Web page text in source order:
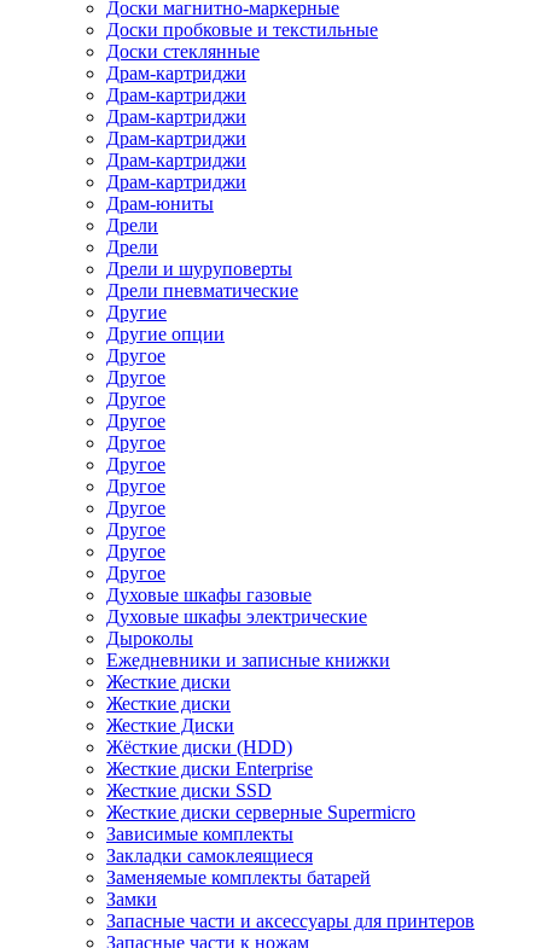
Доски магнитно-маркерные
Доски пробковые и текстильные
Доски стеклянные
Драм-картриджи
Драм-картриджи
Драм-картриджи
Драм-картриджи
Драм-картриджи
Драм-картриджи
Драм-юниты
Дрели
Дрели
Дрели и шуруповерты
Дрели пневматические
Другие
Другие опции
Другое
Другое
Другое
Другое
Другое
Другое
Другое
Другое
Другое
Другое
Другое
Духовые шкафы газовые
Духовые шкафы электрические
Дыроколы
Ежедневники и записные книжки
Жесткие диски
Жесткие диски
Жесткие Диски
Жёсткие диски (HDD)
Жесткие диски Enterprise
Жесткие диски SSD
Жесткие диски серверные Supermicro
Зависимые комплекты
Закладки самоклеящиеся
Заменяемые комплекты батарей
Замки
Запасные части и аксессуары для принтеров
Запасные части к ножам